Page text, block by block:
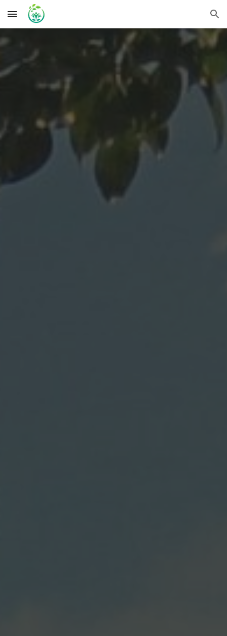
Skip to main content Skip to navigation